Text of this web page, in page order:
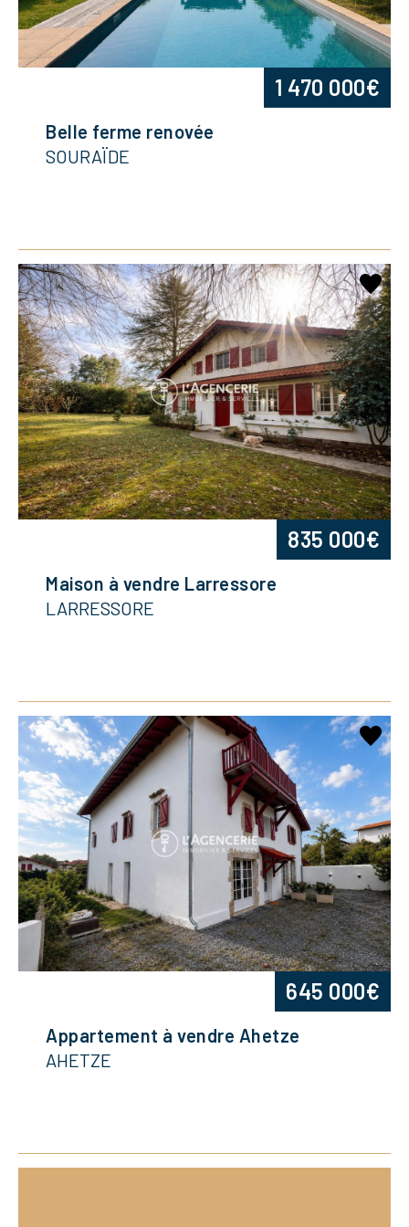
Belle ferme renovée
SOURAÏDE
1 470 000€
Maison à vendre Larressore
LARRESSORE
835 000€
Appartement à vendre Ahetze
AHETZE
645 000€